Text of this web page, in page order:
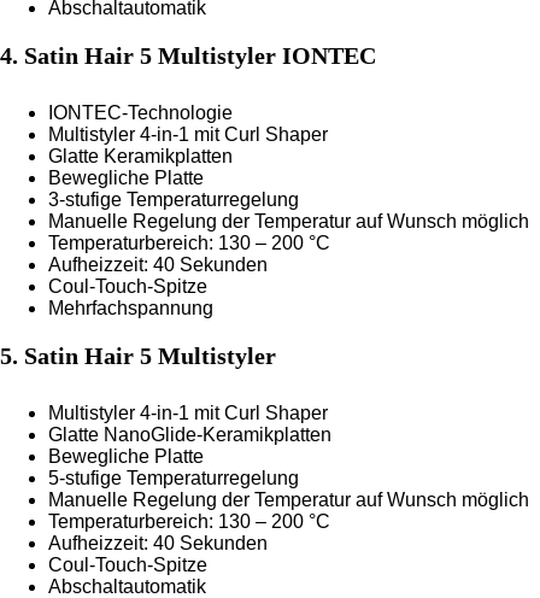
Abschaltautomatik
4. Satin Hair 5 Multistyler IONTEC
IONTEC-Technologie
Multistyler 4-in-1 mit Curl Shaper
Glatte Keramikplatten
Bewegliche Platte
3-stufige Temperaturregelung
Manuelle Regelung der Temperatur auf Wunsch möglich
Temperaturbereich: 130 – 200 °C
Aufheizzeit: 40 Sekunden
Coul-Touch-Spitze
Mehrfachspannung
5. Satin Hair 5 Multistyler
Multistyler 4-in-1 mit Curl Shaper
Glatte NanoGlide-Keramikplatten
Bewegliche Platte
5-stufige Temperaturregelung
Manuelle Regelung der Temperatur auf Wunsch möglich
Temperaturbereich: 130 – 200 °C
Aufheizzeit: 40 Sekunden
Coul-Touch-Spitze
Abschaltautomatik